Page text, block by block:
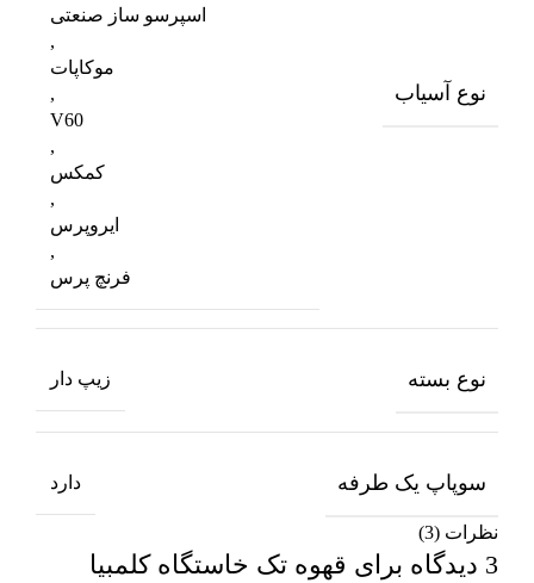
نوع آسیاب
اسپرسو ساز صنعتی
,
موکاپات
,
V60
,
کمکس
,
ایروپرس
,
فرنچ پرس
نوع بسته زیپ دار
سوپاپ یک طرفه دارد
نظرات (3)
3 دیدگاه برای
قهوه تک خاستگاه کلمبیا